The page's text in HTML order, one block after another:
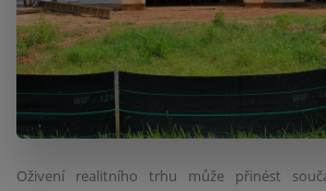
Oživení realitního trhu může přinést